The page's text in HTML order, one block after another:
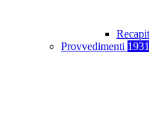
Provvedimenti 1931